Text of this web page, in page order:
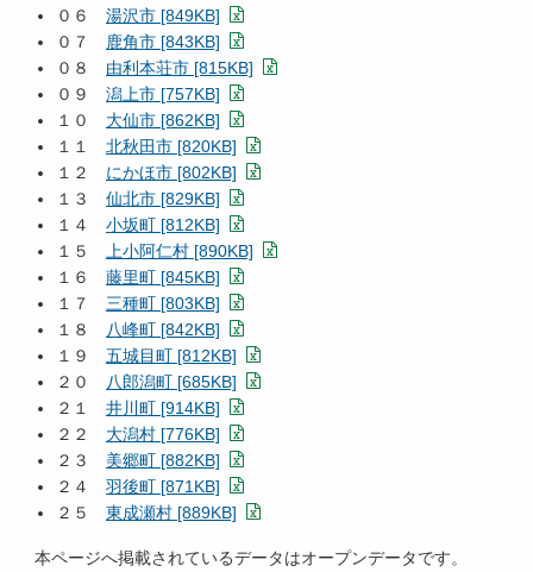
０６ 湯沢市 [849KB]
０７
鹿角市 [843KB]
０８ 由利本荘市 [815KB]
０９ 潟上市 [757KB]
１０ 大仙市 [862KB]
１１ 北秋田市 [820KB]
１２ にかほ市 [802KB]
１３ 仙北市 [829KB]
１４ 小坂町 [812KB]
１５
上小阿仁村 [890KB]
１６ 藤里町 [845KB]
１７ 三種町 [803KB]
１８
八峰町 [842KB]
１９ 五城目町 [812KB]
２０
八郎潟町 [685KB]
２１ 井川町 [914KB]
２２ 大潟村 [776KB]
２３ 美郷町 [882KB]
２４ 羽後町 [871KB]
２５ 東成瀬村 [889KB]
本ページへ掲載されているデータはオープンデータです。